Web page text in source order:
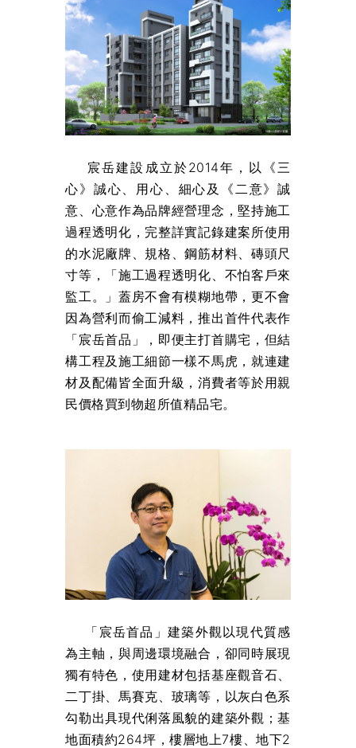
宸岳建設成立於2014年，以《三
心》誠心、用心、細心及《二意》誠
意、心意作為品牌經營理念，堅持施工
過程透明化，完整詳實記錄建案所使用
的水泥廠牌、規格、鋼筋材料、磚頭尺
寸等，「施工過程透明化、不怕客戶來
監工。」蓋房不會有模糊地帶，更不會
因為營利而偷工減料，推出首件代表作
「宸岳首品」，即便主打首購宅，但結
構工程及施工細節一樣不馬虎，就連建
材及配備皆全面升級，消費者等於用親
民價格買到物超所值精品宅。
「宸岳首品」建築外觀以現代質感
為主軸，與周邊環境融合，卻同時展現
獨有特色，使用建材包括基座觀音石、
二丁掛、馬賽克、玻璃等，以灰白色系
勾勒出具現代俐落風貌的建築外觀；基
地面積約264坪，樓層地上7樓、地下2